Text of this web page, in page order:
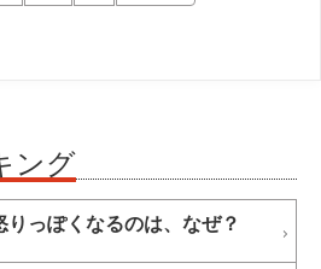
ング
っぽくなるのは、なぜ？